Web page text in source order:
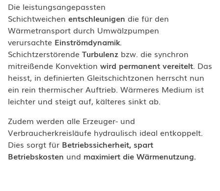
Die leistungsangepassten
Schichtweichen entschleunigen die für den
Wärmetransport durch Umwälzpumpen
verursachte Einströmdynamik.
Schichtzerstörende Turbulenz bzw. die synchron
mitreißende Konvektion wird permanent vereitelt. Das
heisst, in definierten Gleitschichtzonen herrscht nun
ein rein thermischer Auftrieb. Wärmeres Medium ist
leichter und steigt auf, kälteres sinkt ab.
Zudem werden alle Erzeuger- und
Verbraucherkreisläufe hydraulisch ideal entkoppelt.
Dies sorgt für Betriebssicherheit, spart
Betriebskosten und maximiert die Wärmenutzung.